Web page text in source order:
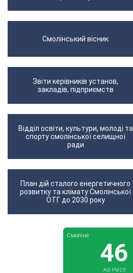
Смолінський вісник
Звіти керівників установ,
закладів, підприємств
Відділ освіти, культури, молоді та
спорту смолінської селищної
ради
План дій сталого енергетичного
розвитку та клімату Смолінської
ОТГ до 2030 року